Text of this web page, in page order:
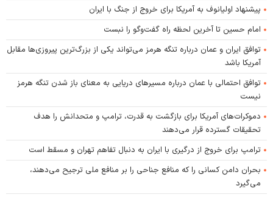
پیشنهاد اولیانوف به آمریکا برای خروج از جنگ با ایران
امام حسین تا آخرین لحظه راه گفت‌و‌گو را نبست
توافق ایران و عمان درباره تنگه هرمز می‌تواند یکی از بزرگ‌ترین پیروزی‌ها مقابل
آمریکا باشد
توافق احتمالی با عمان درباره مسیر‌های دریایی به معنای باز شدن تنگه هرمز
نیست
دموکرات‌های آمریکا برای بازگشت به قدرت، ترامپ و متحدانش را هدف
تحقیقات گسترده قرار می‌دهند
ترامپ برای خروج از درگیری با ایران به دنبال تفاهم تهران و مسقط است
بحران دامن کسانی را که منافع جناحی را بر منافع ملی ترجیح می‌دهند،
می‌گیرد